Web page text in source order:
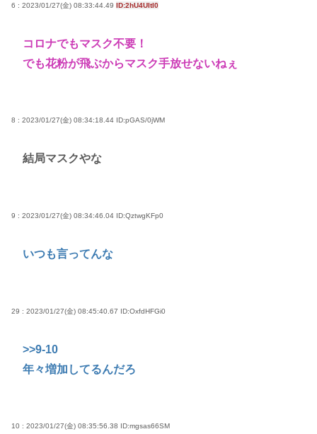
6 : 2023/01/27(金) 08:33:44.49 ID:2hU4UItI0
コロナでもマスク不要！
でも花粉が飛ぶからマスク手放せないねぇ
8 : 2023/01/27(金) 08:34:18.44 ID:pGAS/0jWM
結局マスクやな
9 : 2023/01/27(金) 08:34:46.04 ID:QztwgKFp0
いつも言ってんな
29 : 2023/01/27(金) 08:45:40.67 ID:OxfdHFGi0
>>9-10
年々増加してるんだろ
10 : 2023/01/27(金) 08:35:56.38 ID:mgsas66SM